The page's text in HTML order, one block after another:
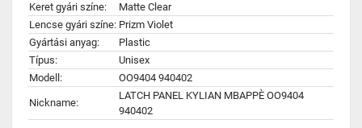
Keret gyári színe:
Matte Clear
Lencse gyári színe: Prizm Violet
Gyártási anyag:
Plastic
Típus:
Unisex
Modell:
OO9404 940402
Nickname:
LATCH PANEL KYLIAN MBAPPÈ OO9404
940402